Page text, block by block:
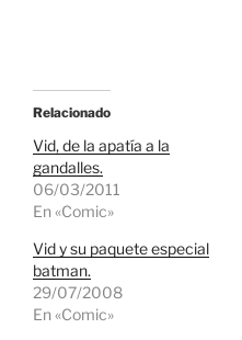
Relacionado
Vid, de la apatía a la
gandalles.
06/03/2011
En «Comic»
Vid y su paquete especial
batman.
29/07/2008
En «Comic»